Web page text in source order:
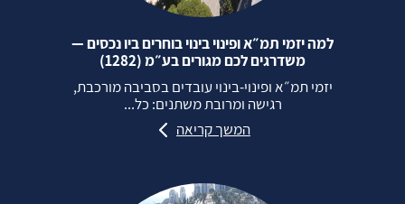
למה יזמי תמ״א ופינוי בינוי בוחרים ביו נכסים —
משדרגים לכם מגורים בע״מ (1282)
יזמי תמ״א ופינוי‑בינוי עובדים בסביבה מורכבת,
רגישה ומרובת משתנים: כל...
המשך קריאה